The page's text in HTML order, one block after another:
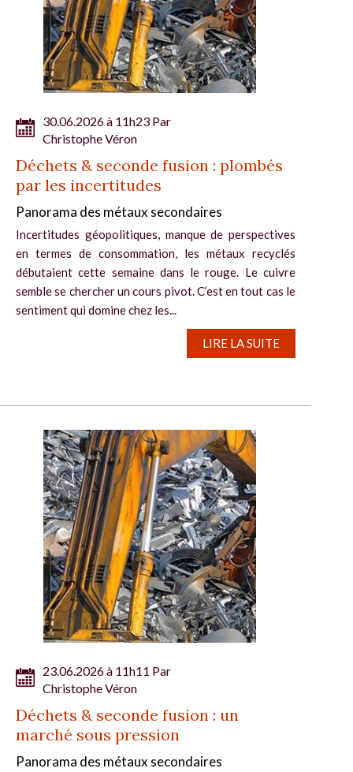
30.06.2026 à 11h23 Par
Christophe Véron
Déchets & seconde fusion : plombés
par les incertitudes
Panorama des métaux secondaires
Incertitudes géopolitiques, manque de perspectives
en termes de consommation, les métaux recyclés
débutaient cette semaine dans le rouge. Le cuivre
semble se chercher un cours pivot. C’est en tout cas le
sentiment qui domine chez les...
LIRE LA SUITE
23.06.2026 à 11h11 Par
Christophe Véron
Déchets & seconde fusion : un
marché sous pression
Panorama des métaux secondaires